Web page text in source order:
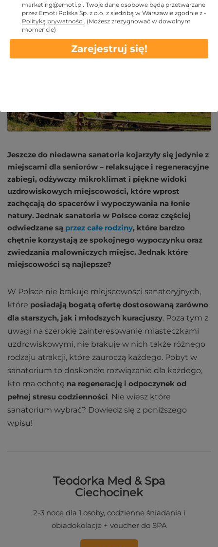
2025 STY 17
Jeszcze do niedawna sanatoria kojarzyły się jedynie z
miejscami dla seniorów – relaksujące i regeneracyjne
zabiegi, odżywczy mikroklimat i piękne widoki
uzdrowiskowych miejscowości, które wprost
zachęcają do spacerów i wypoczywania na łonie
natury. Jednak sanatoria w Polsce coraz częściej
odwiedzane są przez całe rodziny, które bardzo
chętnie korzystają ze spokojnego wypoczynku oraz
zwiedzania malowniczych miejsc. Jednak które
miejscowości są najlepsze?
W Polsce nie brakuje miejscowości sanatoryjnych,
które posiadają bogatą ofertę dostosowaną zarówno
dla starszych, jak i młodszych kuracjuszy. Poza tym z
uwagi na szerokie zainteresowanie miasteczkami
uzdrowiskowymi, nie brakuje w nich także różnego
rodzaju atrakcji, które zauroczą każdego. Pobyt w
sanatorium to doskonałe rozwiązanie dla każdego,
kto ma ochotę na regenerację i odpoczynek od
pełnej stresu codzienności. Nie wiesz które
sanatorium wybrać? Dowiedz się z poniższego
wpisu!
Teodorka Med & Spa
Ciechocinek
2-3 noce dla 1 osoby, codzienne śniadania i
obiadokolacje + voucher do SPA
marketing@emoti.pl. Twoje dane osobowe będą przetwarzane
przez Emoti Polska Sp. z o.o. z siedzibą w Warszawie zgodnie z -
Polityką prywatności. (Możesz zrezygnować w dowolnym
momencie)
Zarejestruj się!